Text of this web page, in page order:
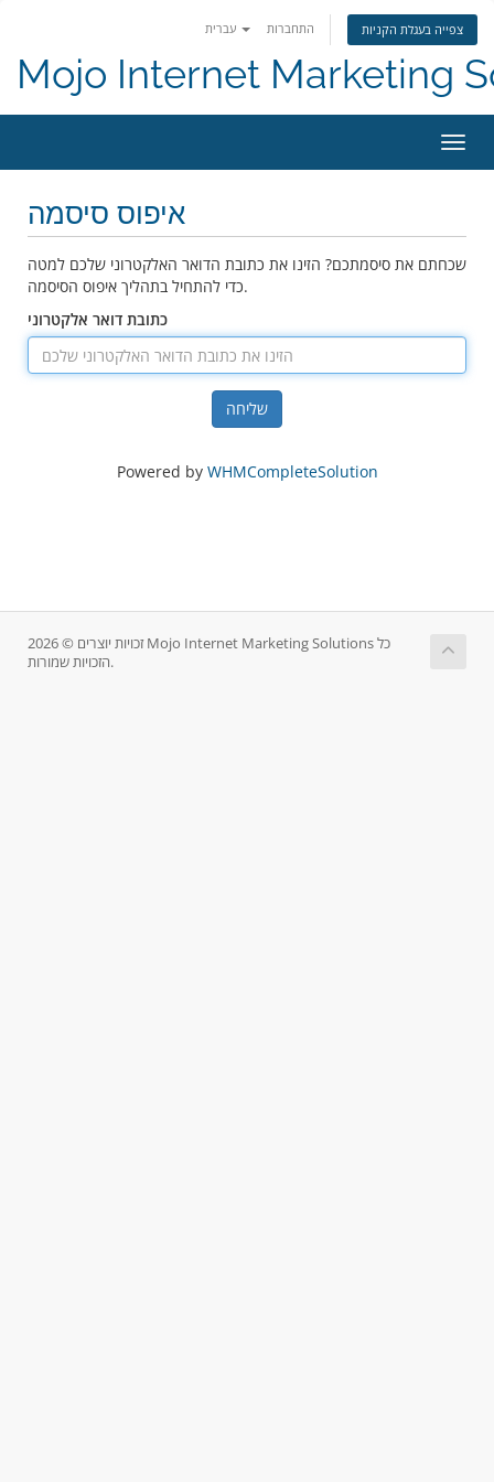
התחברות צפייה בעגלת הקניות
Mojo Internet Marketing
איפוס סיסמה
שכחתם את סיסמתכם? הזינו את כתובת הדואר האלקטרוני שלכם למטה
כדי להתחיל בתהליך איפוס הסיסמה.
כתובת דואר אלקטרוני
שליחה
Powered by WHMCompleteSolution
זכויות יוצרים © 2026 Mojo Internet Marketing Solutions כל
הזכויות שמורות.